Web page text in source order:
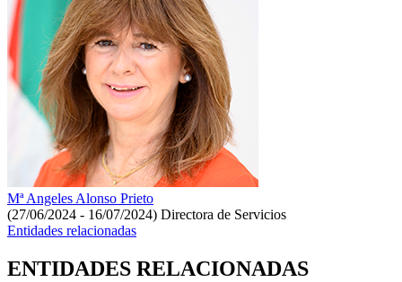
Mª Angeles Alonso Prieto
(27/06/2024 - 16/07/2024) Directora de Servicios
Entidades relacionadas
ENTIDADES RELACIONADAS